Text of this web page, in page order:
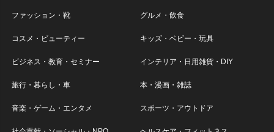
ファッション・靴 グルメ・飲食
コスメ・ビューティー キッズ・ベビー・玩具
ビジネス・教育・セミナー インテリア・日用雑貨・DIY
旅行・暮らし・車 本・漫画・雑誌
音楽・ゲーム・エンタメ スポーツ・アウトドア